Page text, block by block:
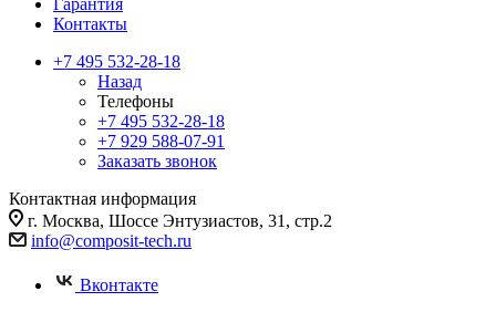
Гарантия
Контакты
+7 495 532-28-18
Назад
Телефоны
+7 495 532-28-18
+7 929 588-07-91
Заказать звонок
Контактная информация
г. Москва, Шоссе Энтузиастов, 31, стр.2
info@composit-tech.ru
Вконтакте